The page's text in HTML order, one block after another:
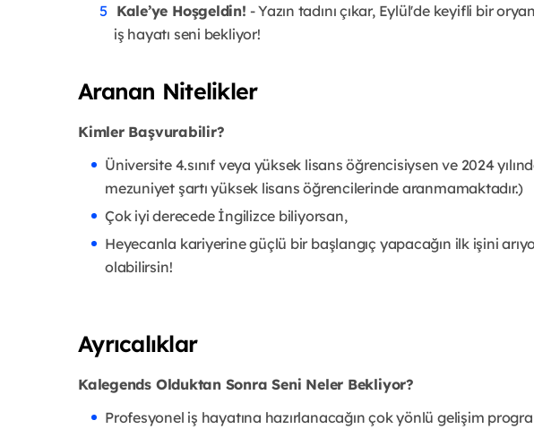
Kale’ye Hoşgeldin! - Yazın tadını çıkar, Eylül'de keyifli bir
iş hayatı seni bekliyor!
Aranan Nitelikler
Kimler Başvurabilir?
Üniversite 4.sınıf veya yüksek lisans öğrencisiysen ve 2024
mezuniyet şartı yüksek lisans öğrencilerinde aranmamaktadır.)
Çok iyi derecede İngilizce biliyorsan,
Heyecanla kariyerine güçlü bir başlangıç yapacağın ilk işini
olabilirsin!
Ayrıcalıklar
Kalegends Olduktan Sonra Seni Neler Bekliyor?
Profesyonel iş hayatına hazırlanacağın çok yönlü gelişim